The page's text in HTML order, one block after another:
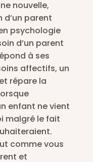
nouvelle,
d’un parent
psychologie
d’un parent
à ses
affectifs, un
répare la
enfant ne vient
malgré le fait
comme vous
et